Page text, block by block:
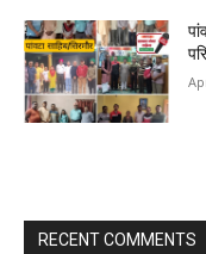
RECENT COMMENTS